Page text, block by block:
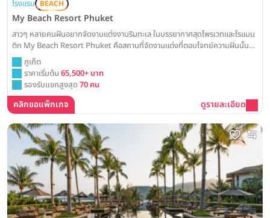
โรงแรม BEACH
My Beach Resort Phuket
สาวๆ หลายคนฝันอยากจัดงานแต่งงานริมทะเล ในบรรยากาศสุดไพรเวทและโรแมน
ติก My Beach Resort Phuket คือสถานที่จัดงานแต่งที่ตอบโจทย์ความฝันนั้น
ด้วยสเกลงานขนาดเล็กแต่อบอุ่น (รองรับแขกสูงสุด 70 ท่าน) พร้อมเนรมิตภาพฝัน
ให้เป็นจริงได้ทั้งบนชายหาดส่วนตัวและดาดฟ้าวิวทะเล
ภูเก็ต
ราคาเริ่มต้น 65,500+ บาท
รองรับแขกสูงสุด 70 คน
คลิกขอแพ็กเกจ ดูรายละเอียด